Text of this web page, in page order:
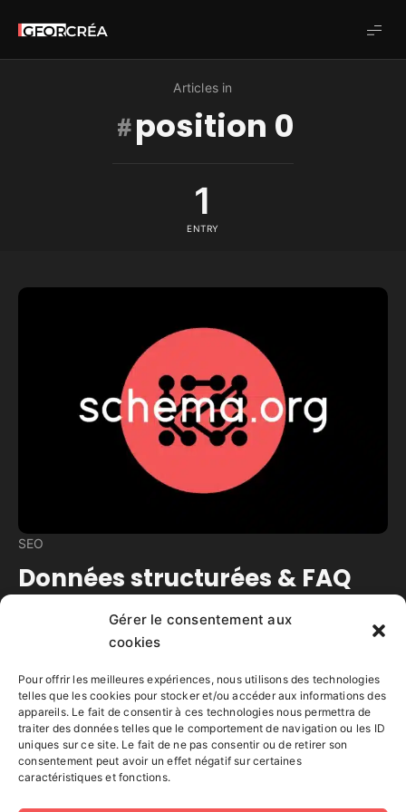
Gérer le consentement aux
cookies
Pour offrir les meilleures expériences, nous utilisons des technologies
telles que les cookies pour stocker et/ou accéder aux informations des
appareils. Le fait de consentir à ces technologies nous permettra de
traiter des données telles que le comportement de navigation ou les ID
uniques sur ce site. Le fait de ne pas consentir ou de retirer son
consentement peut avoir un effet négatif sur certaines
caractéristiques et fonctions.
Studio
GforCréa
Articles in
position 0
1
ENTRY
SEO
Données structurées & FAQ
Temps de lecture estimé :9 minutes
Créer une FAQ YOAST balisée avec des données
structurées pour viser la position Zéro ou le bloc
Questions posées.
Lire la suite
Gérard Forçard